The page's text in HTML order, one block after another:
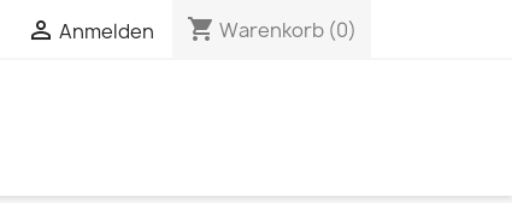
 Anmelden shopping_cart Warenkorb (0)